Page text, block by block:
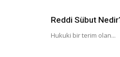
Reddi Sübut
Hukuki bir terim olan...